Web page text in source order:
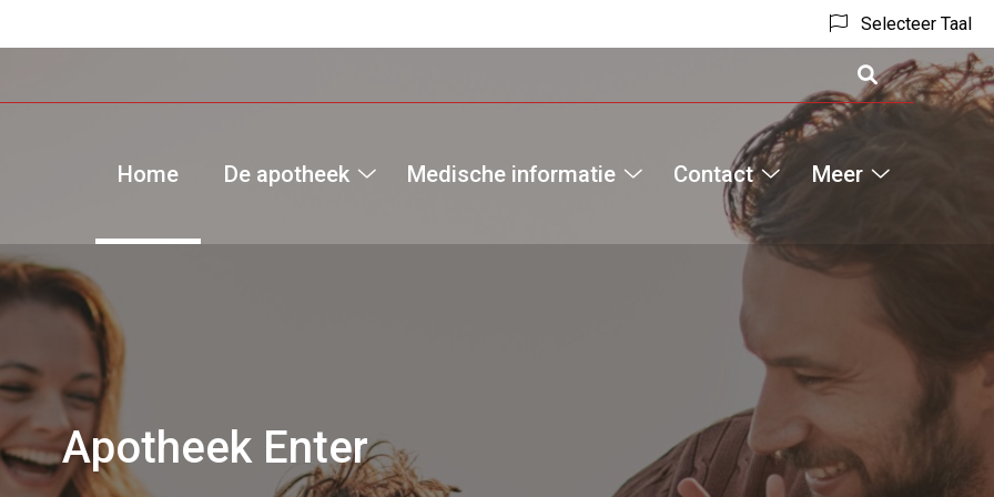
Selecteer Taal
Home De apotheek Medische informatie
Medische
informatie
Contact Meer
Apotheek Enter